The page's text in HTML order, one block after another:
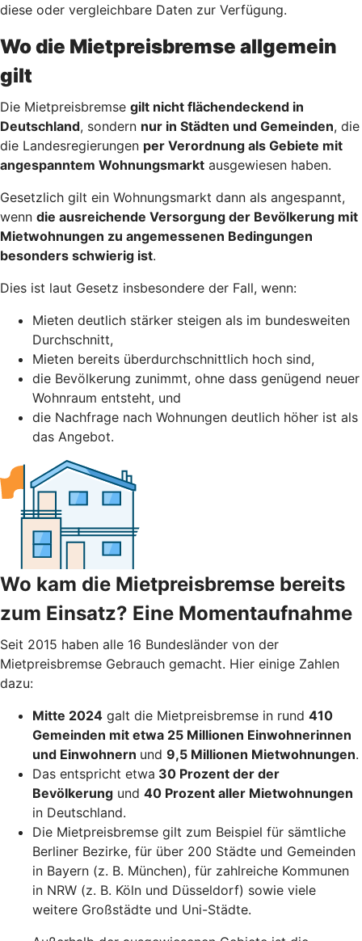
diese oder vergleichbare Daten zur Verfügung.
Wo die Mietpreisbremse allgemein
gilt
Die Mietpreisbremse gilt nicht flächendeckend in
Deutschland, sondern nur in Städten und Gemeinden, die
die Landesregierungen per Verordnung als Gebiete mit
angespanntem Wohnungsmarkt ausgewiesen haben.
Gesetzlich gilt ein Wohnungsmarkt dann als angespannt,
wenn die ausreichende Versorgung der Bevölkerung mit
Mietwohnungen zu angemessenen Bedingungen
besonders schwierig ist.
Dies ist laut Gesetz insbesondere der Fall, wenn:
Mieten deutlich stärker steigen als im bundesweiten
Durchschnitt,
Mieten bereits überdurchschnittlich hoch sind,
die Bevölkerung zunimmt, ohne dass genügend neuer
Wohnraum entsteht, und
die Nachfrage nach Wohnungen deutlich höher ist als
das Angebot.
Wo kam die Mietpreisbremse bereits
zum Einsatz? Eine Momentaufnahme
Seit 2015 haben alle 16 Bundesländer von der
Mietpreisbremse Gebrauch gemacht. Hier einige Zahlen
dazu:
Mitte 2024 galt die Mietpreisbremse in rund 410
Gemeinden mit etwa 25 Millionen Einwohnerinnen
und Einwohnern und 9,5 Millionen Mietwohnungen.
Das entspricht etwa 30 Prozent der der
Bevölkerung und 40 Prozent aller Mietwohnungen
in Deutschland.
Die Mietpreisbremse gilt zum Beispiel für sämtliche
Berliner Bezirke, für über 200 Städte und Gemeinden
in Bayern (z. B. München), für zahlreiche Kommunen
in NRW (z. B. Köln und Düsseldorf) sowie viele
weitere Großstädte und Uni-Städte.